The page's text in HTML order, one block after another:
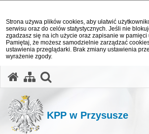
Strona używa plików cookies, aby ułatwić
serwisu oraz do celów statystycznych. Jeśli nie
zgadzasz się na ich użycie oraz zapisanie w pamięci
Pamiętaj, że możesz samodzielnie zarządzać
ustawienia przeglądarki. Brak zmiany ustawienia
wyrażenie zgody.
KPP w Przysusze